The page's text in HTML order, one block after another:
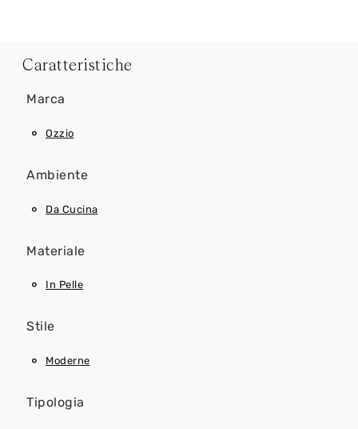
Caratteristiche
Marca
Ozzio
Ambiente
Da Cucina
Materiale
In Pelle
Stile
Moderne
Tipologia